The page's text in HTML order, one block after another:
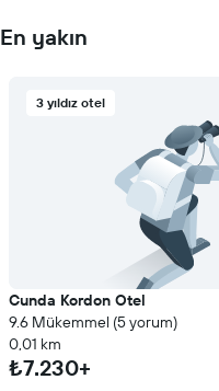
En yakın
3 yıldız otel
Cunda Kordon Otel
9.6 Mükemmel (5 yorum)
0,01 km
₺7.230+